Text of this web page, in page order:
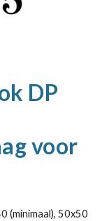
DP
voor
(minimaal), 50x50